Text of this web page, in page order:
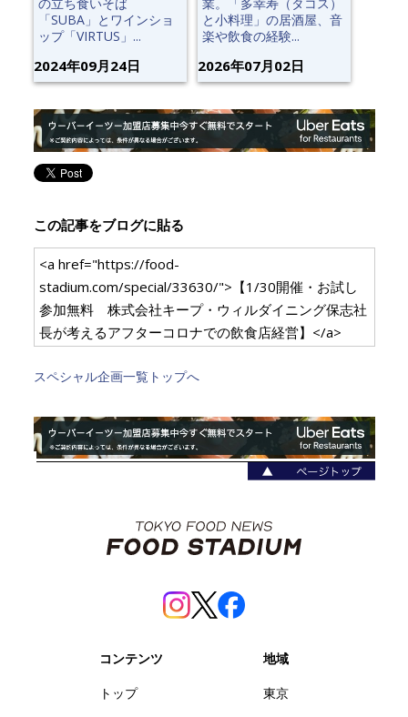
の立ち食いそば
「SUBA」とワインショ
ップ「VIRTUS」...
2024年09月24日
業。「多幸寿（タコス）
と小料理」の居酒屋、音
楽や飲食の経験...
2026年07月02日
この記事をブログに貼る
<a href="https://food-
stadium.com/special/33630/">【1/30開催・お試し
参加無料 株式会社キープ・ウィルダイニング保志社
長が考えるアフターコロナでの飲食店経営】</a>
スペシャル企画一覧トップへ
コンテンツ
トップ
地域
東京